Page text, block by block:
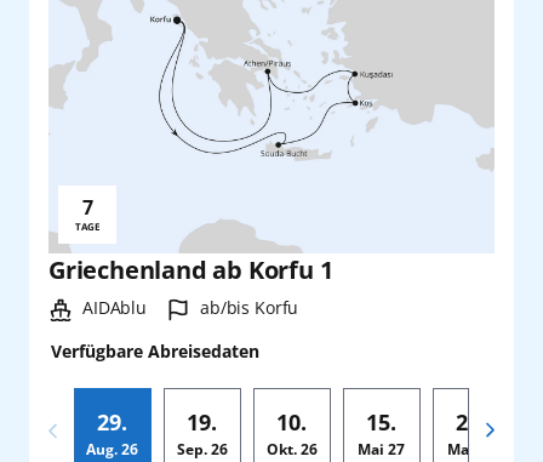
Griechenland ab Korfu 1
Schiff:
AIDAblu Hafen:
ab/bis Korfu
Verfügbare Abreisedaten
29.
Aug. 26
19.
Sep.26
10.
Okt.26
15.
Mai 27
29.
Mai
Reisedauer:
7
TAGE